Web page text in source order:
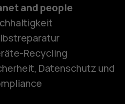
and people
Recycling
Datenschutz und